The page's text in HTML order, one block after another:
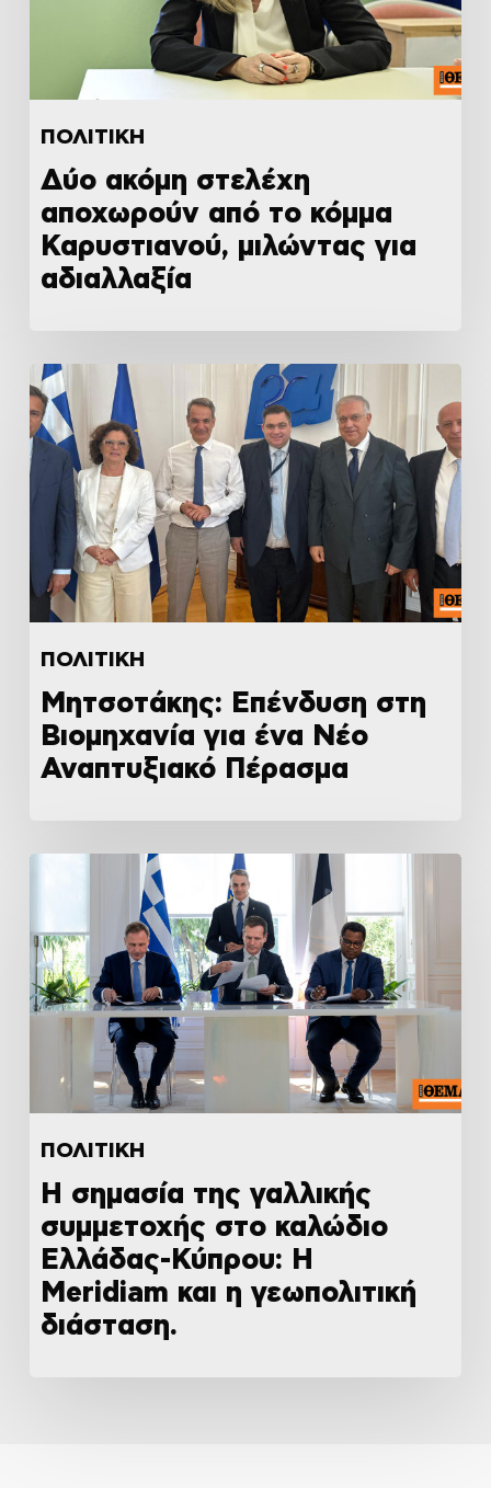
ΠΟΛΙΤΙΚΗ
Δύο ακόμη στελέχη
αποχωρούν από το κόμμα
Καρυστιανού, μιλώντας για
αδιαλλαξία
ΠΟΛΙΤΙΚΗ
Μητσοτάκης: Επένδυση στη
Βιομηχανία για ένα Νέο
Αναπτυξιακό Πέρασμα
ΠΟΛΙΤΙΚΗ
Η σημασία της γαλλικής
συμμετοχής στο καλώδιο
Ελλάδας-Κύπρου: Η
Meridiam και η γεωπολιτική
διάσταση.